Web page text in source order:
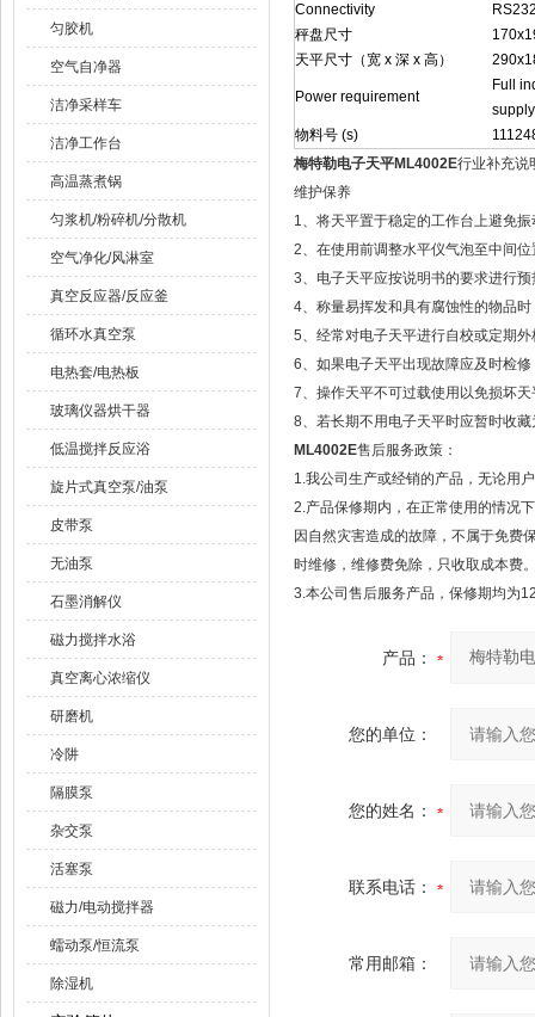
匀胶机
空气自净器
洁净采样车
洁净工作台
高温蒸煮锅
匀浆机/粉碎机/分散机
空气净化/风淋室
真空反应器/反应釜
循环水真空泵
电热套/电热板
玻璃仪器烘干器
低温搅拌反应浴
旋片式真空泵/油泵
皮带泵
无油泵
石墨消解仪
磁力搅拌水浴
真空离心浓缩仪
研磨机
冷阱
隔膜泵
杂交泵
活塞泵
磁力/电动搅拌器
蠕动泵/恒流泵
除湿机
Connectivity
秤盘尺寸
天平尺寸（宽 x 深 x 高）
Power requirement
Full
物料号 (s)
梅特勒电子天平ML4002E行业补充说
维护保养
1、将天平置于稳定的工作台上避免
2、在使用前调整水平仪气泡至中间位
3、电子天平应按说明书的要求进行预
4、称量易挥发和具有腐蚀性的物品
5、经常对电子天平进行自校或定期
6、如果电子天平出现故障应及时检修
7、操作天平不可过载使用以免损坏天
8、若长期不用电子天平时应暂时收藏
ML4002E售后服务政策：
1.我公司生产或经销的产品，无论用
2.产品保修期内，在正常使用的情况
因自然灾害造成的故障，不属于免费
时维修，维修费免除，只收取成本费
3.本公司售后服务产品，保修期均为
产品：
您的单位：
您的姓名：
联系电话：
常用邮箱：